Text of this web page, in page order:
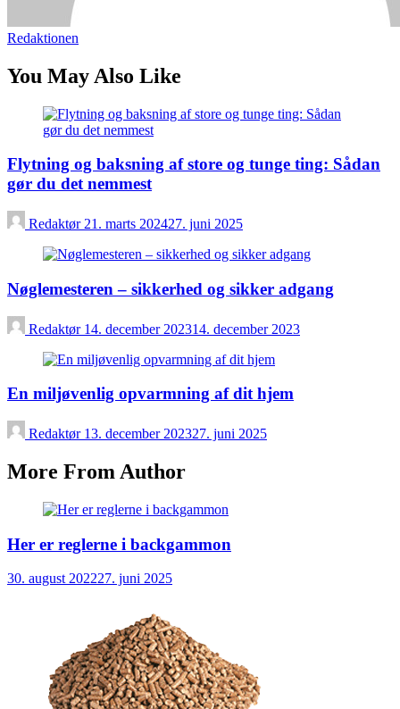
Redaktionen
You May Also Like
Flytning og baksning af store og tunge ting: Sådan
gør du det nemmest
Redaktør 21. marts 202427. juni 2025
Nøglemesteren – sikkerhed og sikker adgang
Redaktør 14. december 202314. december 2023
En miljøvenlig opvarmning af dit hjem
Redaktør 13. december 202327. juni 2025
More From Author
Her er reglerne i backgammon
30. august 202227. juni 2025